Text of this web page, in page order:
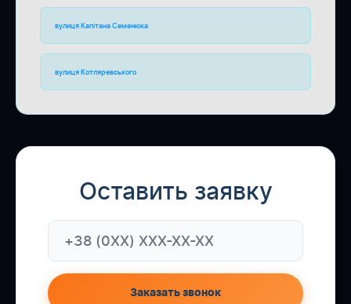
вулиця Капітана Семенюка
вулиця Котляревського
Оставить заявку
Заказать звонок